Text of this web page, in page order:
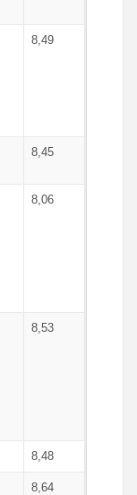
8,49
8,45
8,06
8,53
8,48
8,64